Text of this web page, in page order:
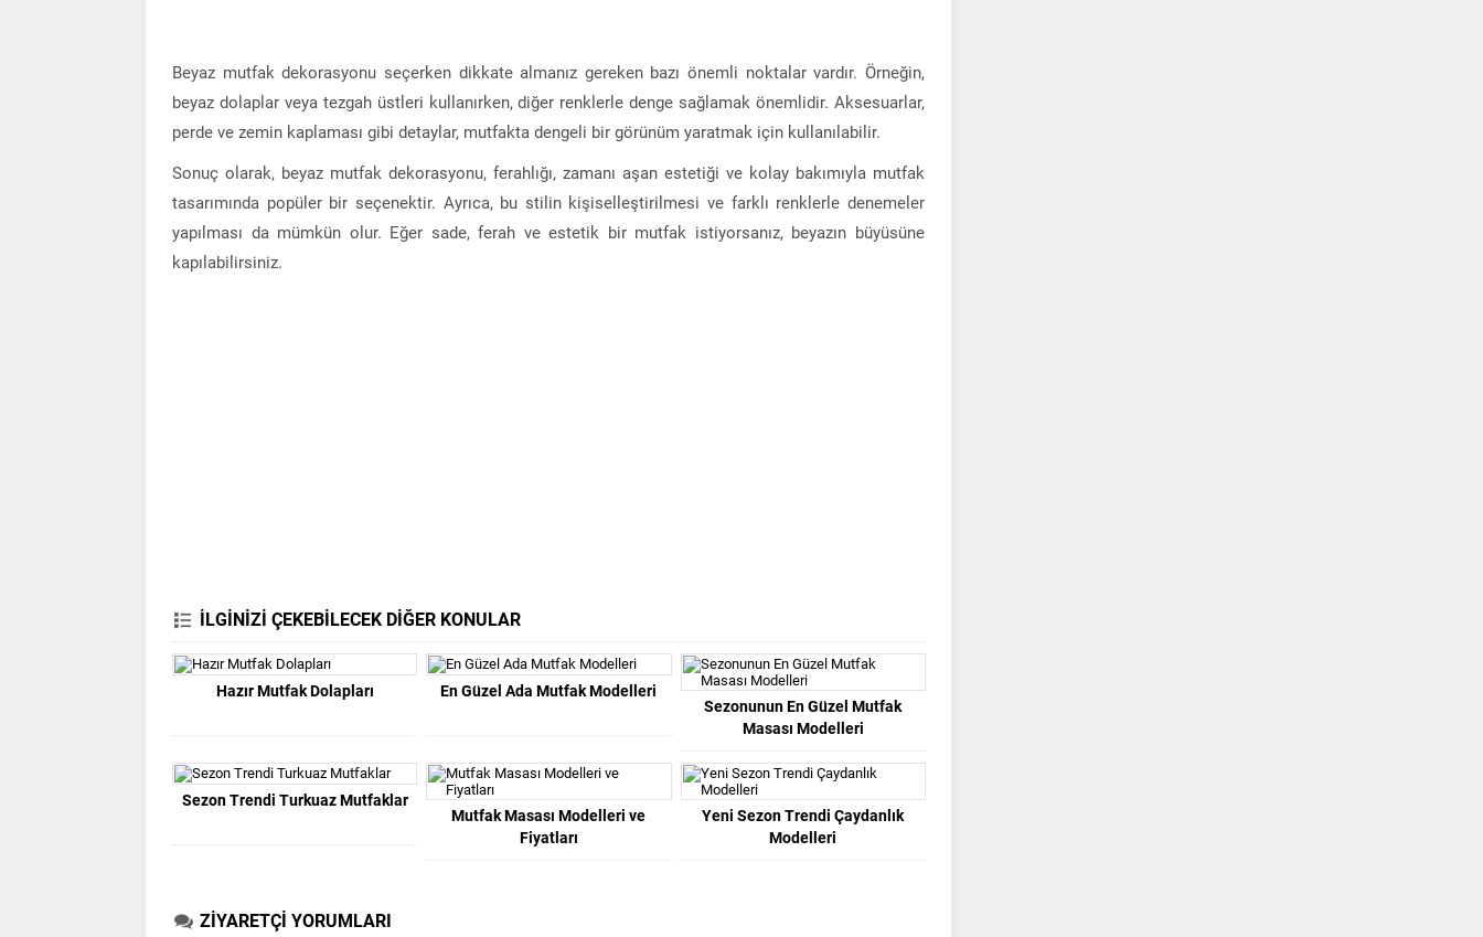
Beyaz mutfak dekorasyonu seçerken dikkate almanız gereken bazı önemli noktalar vardır. Örneğin,
beyaz dolaplar veya tezgah üstleri kullanırken, diğer renklerle denge sağlamak önemlidir. Aksesuarlar,
perde ve zemin kaplaması gibi detaylar, mutfakta dengeli bir görünüm yaratmak için kullanılabilir.
Sonuç olarak, beyaz mutfak dekorasyonu, ferahlığı, zamanı aşan estetiği ve kolay bakımıyla mutfak
tasarımında popüler bir seçenektir. Ayrıca, bu stilin kişiselleştirilmesi ve farklı renklerle denemeler
yapılması da mümkün olur. Eğer sade, ferah ve estetik bir mutfak istiyorsanız, beyazın büyüsüne
kapılabilirsiniz.
İLGİNİZİ ÇEKEBİLECEK DİĞER KONULAR
Hazır Mutfak Dolapları
En Güzel Ada Mutfak Modelleri
Sezonunun En Güzel Mutfak
Masası Modelleri
Sezon Trendi Turkuaz Mutfaklar
Mutfak Masası Modelleri ve
Fiyatları
Yeni Sezon Trendi Çaydanlık
Modelleri
ZİYARETÇİ YORUMLARI